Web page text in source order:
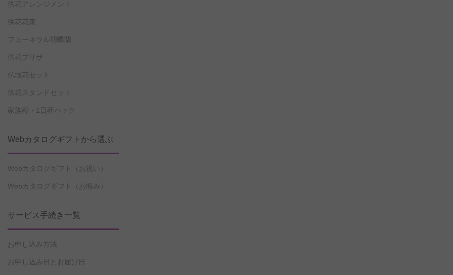
供花アレンジメント
供花花束
フューネラル胡蝶蘭
供花プリザ
仏壇花セット
供花スタンドセット
家族葬・1日葬パック
Webカタログギフトから選ぶ
Webカタログギフト（お祝い）
Webカタログギフト（お悔み）
サービス手続き一覧
お申し込み方法
お申し込み日とお届け日